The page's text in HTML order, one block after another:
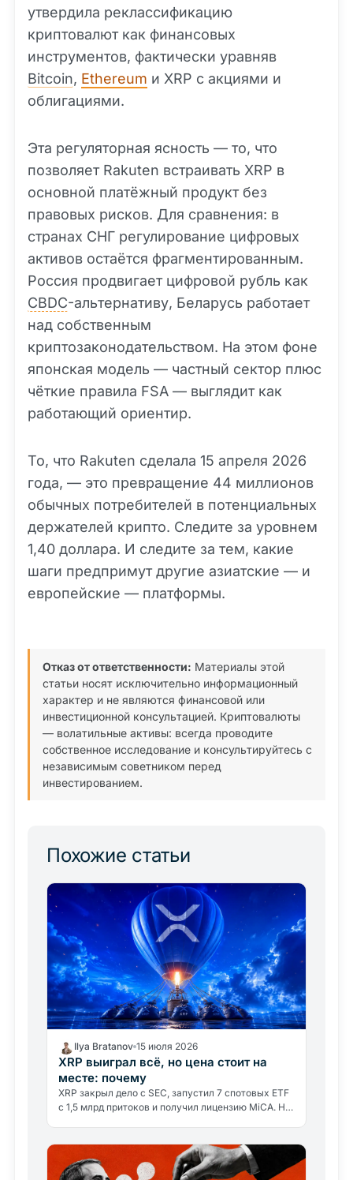
утвердила реклассификацию
криптовалют как финансовых
инструментов, фактически уравняв
Bitcoin, Ethereum и XRP с акциями и
облигациями.
Эта регуляторная ясность — то, что
позволяет Rakuten встраивать XRP в
основной платёжный продукт без
правовых рисков. Для сравнения: в
странах СНГ регулирование цифровых
активов остаётся фрагментированным.
Россия продвигает цифровой рубль как
CBDC-альтернативу, Беларусь работает
над собственным
криптозаконодательством. На этом фоне
японская модель — частный сектор плюс
чёткие правила FSA — выглядит как
работающий ориентир.
То, что Rakuten сделала 15 апреля 2026
года, — это превращение 44 миллионов
обычных потребителей в потенциальных
держателей крипто. Следите за уровнем
1,40 доллара. И следите за тем, какие
шаги предпримут другие азиатские — и
европейские — платформы.
Отказ от ответственности: Материалы этой
статьи носят исключительно информационный
характер и не являются финансовой или
инвестиционной консультацией. Криптовалюты
— волатильные активы: всегда проводите
собственное исследование и консультируйтесь с
независимым советником перед
инвестированием.
Похожие статьи
Ilya Bratanov 15 июля 2026
XRP выиграл всё, но цена стоит на
месте: почему
XRP закрыл дело с SEC, запустил 7 спотовых ETF
с 1,5 млрд притоков и получил лицензию MiCA. Но